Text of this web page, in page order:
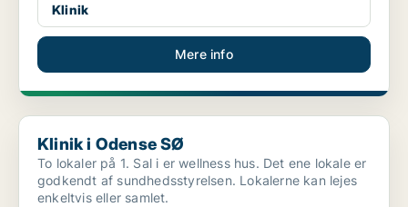
Klinik
Mere info
Klinik i Odense SØ
Klinik i Odense SØ
To lokaler på 1. Sal i er wellness hus. Det ene lokale er
godkendt af sundhedsstyrelsen. Lokalerne kan lejes
enkeltvis eller samlet.